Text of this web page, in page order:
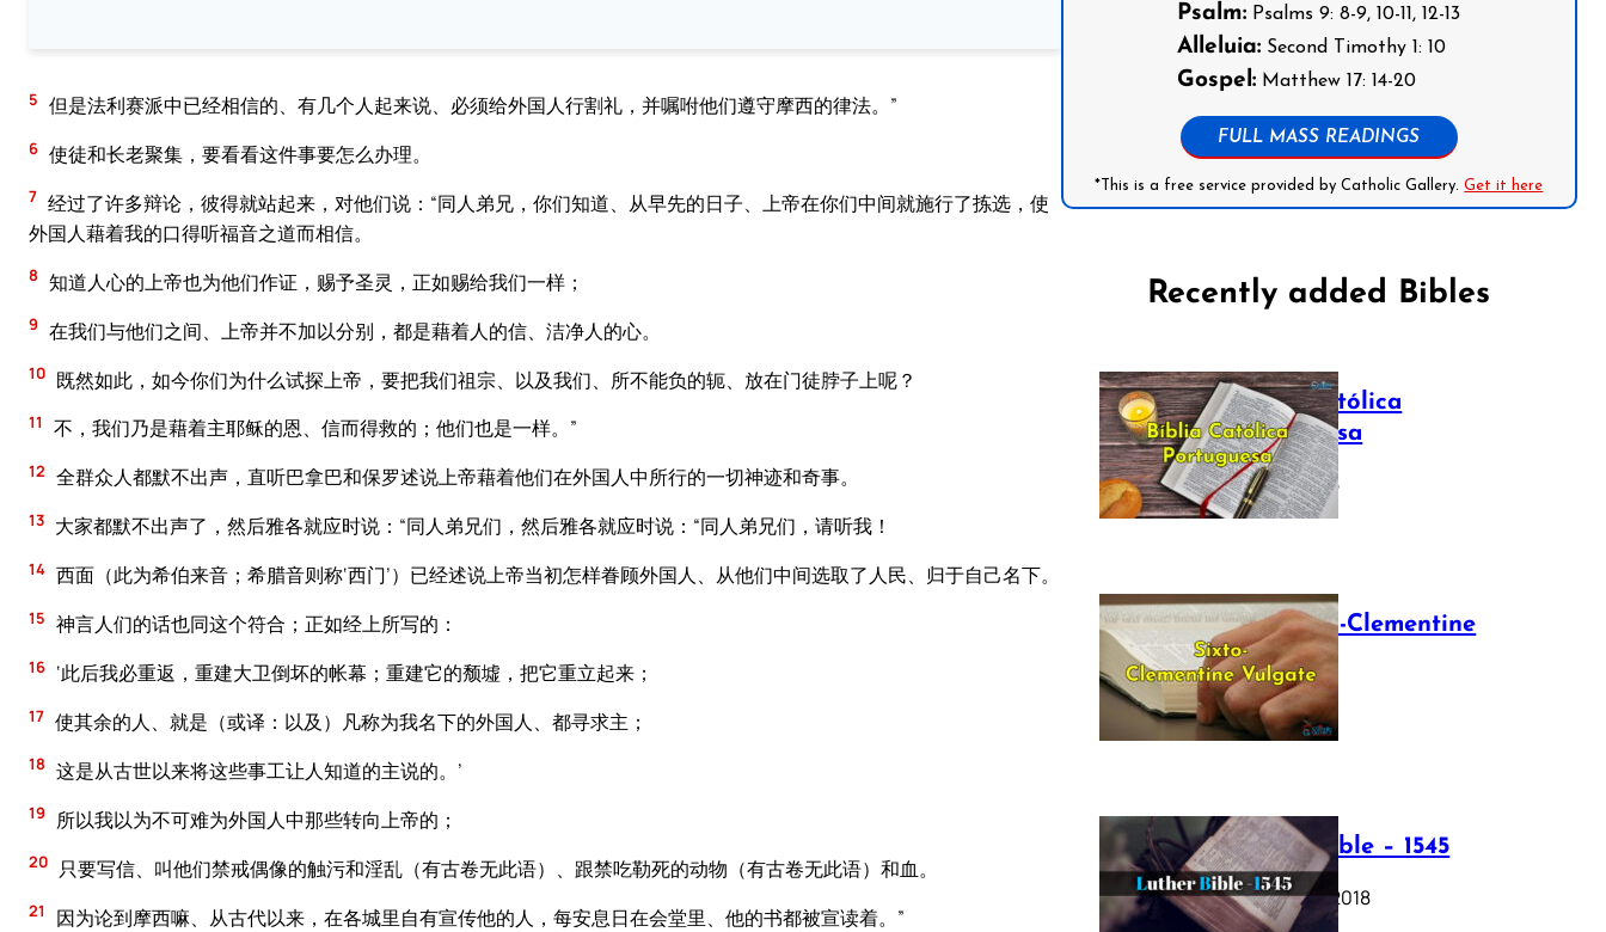
5 但是法利赛派中已经相信的、有几个人起来说、必须给外国人行割礼，并嘱咐他们遵守摩西的律法。”
6 使徒和长老聚集，要看看这件事要怎么办理。
7 经过了许多辩论，彼得就站起来，对他们说：“同人弟兄，你们知道、从早先的日子、上帝在你们中间就施行了拣选，使
外国人藉着我的口得听福音之道而相信。
8 知道人心的上帝也为他们作证，赐予圣灵，正如赐给我们一样；
9 在我们与他们之间、上帝并不加以分别，都是藉着人的信、洁净人的心。
10 既然如此，如今你们为什么试探上帝，要把我们祖宗、以及我们、所不能负的轭、放在门徒脖子上呢？
11 不，我们乃是藉着主耶稣的恩、信而得救的；他们也是一样。”
12 全群众人都默不出声，直听巴拿巴和保罗述说上帝藉着他们在外国人中所行的一切神迹和奇事。
13 大家都默不出声了，然后雅各就应时说：“同人弟兄们，然后雅各就应时说：“同人弟兄们，请听我！
14 西面（此为希伯来音；希腊音则称‘西门’）已经述说上帝当初怎样眷顾外国人、从他们中间选取了人民、归于自己名下。
15 神言人们的话也同这个符合；正如经上所写的：
16 ‘此后我必重返，重建大卫倒坏的帐幕；重建它的颓墟，把它重立起来；
17 使其余的人、就是（或译：以及）凡称为我名下的外国人、都寻求主；
18 这是从古世以来将这些事工让人知道的主说的。’
19 所以我以为不可难为外国人中那些转向上帝的；
20 只要写信、叫他们禁戒偶像的触污和淫乱（有古卷无此语）、跟禁吃勒死的动物（有古卷无此语）和血。
21 因为论到摩西嘛、从古代以来，在各城里自有宣传他的人，每安息日在会堂里、他的书都被宣读着。”
Psalm: Psalms 9: 8-9, 10-11, 12-13
Alleluia: Second Timothy 1: 10
Gospel: Matthew 17: 14-20
FULL MASS READINGS
*This is a free service provided by Catholic Gallery.Get it here
Recently added Bibles
Bíblia Católica
Portuguesa
July 16, 2025
The Sixto-Clementine
Vulgate
July 12, 2025
Luther Bible – 1545
October 17, 2018